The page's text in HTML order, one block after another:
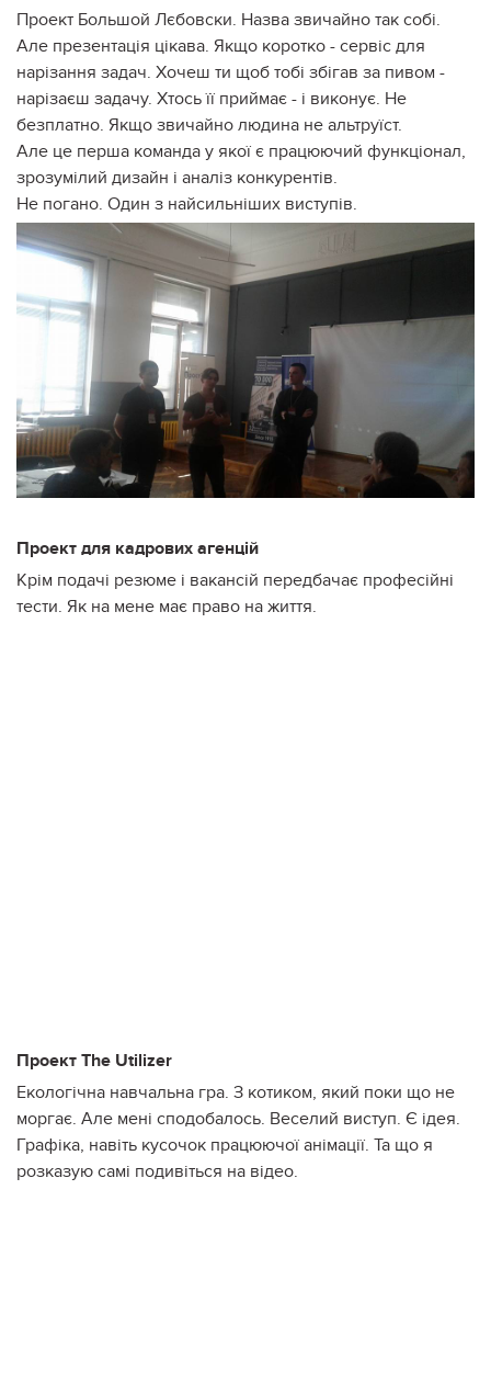
Проект Большой Лєбовски. Назва звичайно так собі.
Але презентація цікава. Якщо коротко - сервіс для
нарізання задач. Хочеш ти щоб тобі збігав за пивом -
нарізаєш задачу. Хтось її приймає - і виконує. Не
безплатно. Якщо звичайно людина не альтруїст.
Але це перша команда у якої є працюючий функціонал,
зрозумілий дизайн і аналіз конкурентів.
Не погано. Один з найсильніших виступів.
Проект для кадрових агенцій
Крім подачі резюме і вакансій передбачає професійні
тести. Як на мене має право на життя.
Проект The Utilizer
Екологічна навчальна гра. З котиком, який поки що не
моргає. Але мені сподобалось. Веселий виступ. Є ідея.
Графіка, навіть кусочок працюючої анімації. Та що я
розказую самі подивіться на відео.